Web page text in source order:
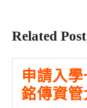
Related Post
申請入
銘傳資管